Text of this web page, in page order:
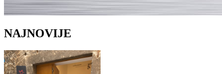
NAJNOVIJE